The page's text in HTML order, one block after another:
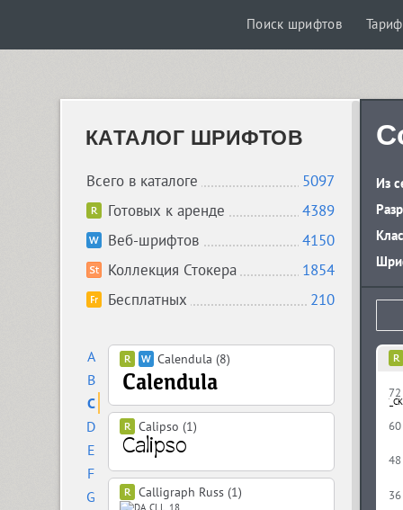
Поиск шрифтов
КАТАЛОГ ШРИФТОВ
Всего в каталоге
5097
Готовых к аренде
4389
Веб-шрифтов
4150
Коллекция Стокера
1854
Бесплатных
210
A
B
C
D
E
F
G
Calendula (8)
Calipso (1)
Calligraph Russ (1)
Из